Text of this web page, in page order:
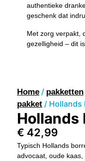
authentieke
geschenk dat
Met zorg verpakt,
gezelligheid – dit
Home / pakketten
pakket / Hollands
Hollands
€ 42,99
Typisch Hollands
advocaat, oude